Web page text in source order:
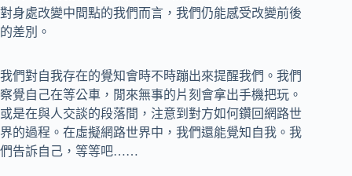
對身處改變中間點的我們而言，我們仍能感受改變前後
的差別。
我們對自我存在的覺知會時不時蹦出來提醒我們。我們
察覺自己在等公車，閒來無事的片刻會拿出手機把玩。
或是在與人交談的段落間，注意到對方如何鑽回網路世
界的過程。在虛擬網路世界中，我們還能覺知自我。我
們告訴自己，等等吧……